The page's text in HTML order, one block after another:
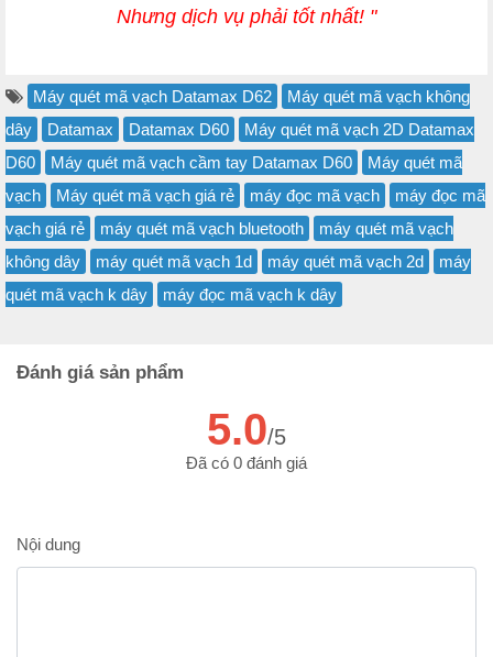
Nhưng dịch vụ phải tốt nhất! "
Máy quét mã vạch Datamax D62
Máy quét mã vạch không
dây
Datamax Datamax D60
Máy quét mã vạch 2D Datamax
D60
Máy quét mã vạch cầm tay Datamax D60
Máy quét mã
vạch
Máy quét mã vạch giá rẻ máy đọc mã vạch
máy đọc mã
vạch giá rẻ
máy quét mã vạch bluetooth
máy quét mã vạch
không dây
máy quét mã vạch 1d máy quét mã vạch 2d
máy
quét mã vạch k dây
máy đọc mã vạch k dây
Đánh giá sản phẩm
5.0/5
Đã có 0 đánh giá
Nội dung